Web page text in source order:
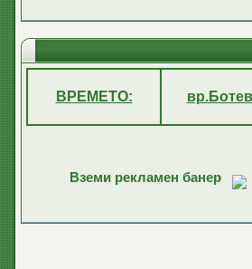
ВРЕМЕТО: вр.Ботев
Вземи рекламен банер